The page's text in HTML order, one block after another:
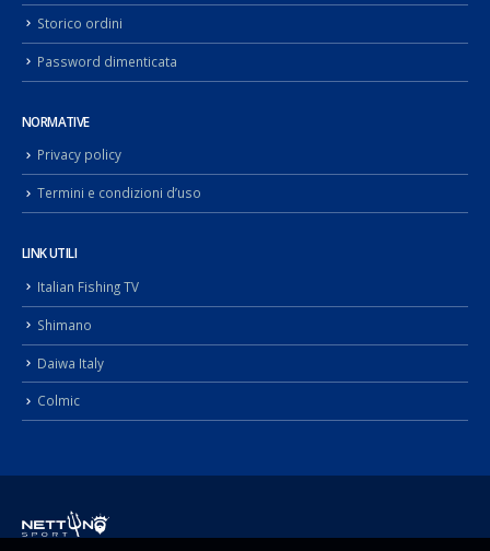
Storico ordini
Password dimenticata
NORMATIVE
Privacy policy
Termini e condizioni d’uso
LINK UTILI
Italian Fishing TV
Shimano
Daiwa Italy
Colmic